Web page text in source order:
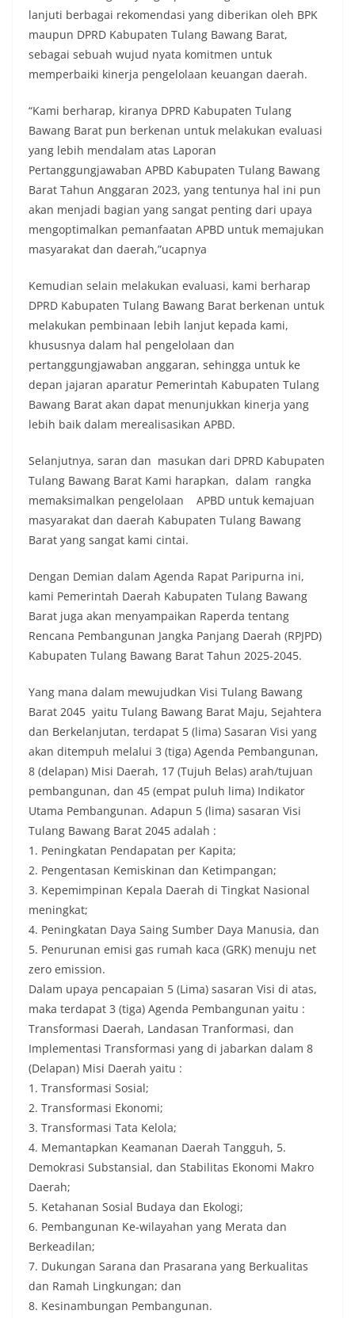
lanjuti berbagai rekomendasi yang diberikan oleh BPK
maupun DPRD Kabupaten Tulang Bawang Barat,
sebagai sebuah wujud nyata komitmen untuk
memperbaiki kinerja pengelolaan keuangan daerah.
“Kami berharap, kiranya DPRD Kabupaten Tulang
Bawang Barat pun berkenan untuk melakukan evaluasi
yang lebih mendalam atas Laporan
Pertanggungjawaban APBD Kabupaten Tulang Bawang
Barat Tahun Anggaran 2023, yang tentunya hal ini pun
akan menjadi bagian yang sangat penting dari upaya
mengoptimalkan pemanfaatan APBD untuk memajukan
masyarakat dan daerah,”ucapnya
Kemudian selain melakukan evaluasi, kami berharap
DPRD Kabupaten Tulang Bawang Barat berkenan untuk
melakukan pembinaan lebih lanjut kepada kami,
khususnya dalam hal pengelolaan dan
pertanggungjawaban anggaran, sehingga untuk ke
depan jajaran aparatur Pemerintah Kabupaten Tulang
Bawang Barat akan dapat menunjukkan kinerja yang
lebih baik dalam merealisasikan APBD.
Selanjutnya, saran dan masukan dari DPRD Kabupaten
Tulang Bawang Barat Kami harapkan, dalam rangka
memaksimalkan pengelolaan APBD untuk kemajuan
masyarakat dan daerah Kabupaten Tulang Bawang
Barat yang sangat kami cintai.
Dengan Demian dalam Agenda Rapat Paripurna ini,
kami Pemerintah Daerah Kabupaten Tulang Bawang
Barat juga akan menyampaikan Raperda tentang
Rencana Pembangunan Jangka Panjang Daerah (RPJPD)
Kabupaten Tulang Bawang Barat Tahun 2025-2045.
Yang mana dalam mewujudkan Visi Tulang Bawang
Barat 2045 yaitu Tulang Bawang Barat Maju, Sejahtera
dan Berkelanjutan, terdapat 5 (lima) Sasaran Visi yang
akan ditempuh melalui 3 (tiga) Agenda Pembangunan,
8 (delapan) Misi Daerah, 17 (Tujuh Belas) arah/tujuan
pembangunan, dan 45 (empat puluh lima) Indikator
Utama Pembangunan. Adapun 5 (lima) sasaran Visi
Tulang Bawang Barat 2045 adalah :
1. Peningkatan Pendapatan per Kapita;
2. Pengentasan Kemiskinan dan Ketimpangan;
3. Kepemimpinan Kepala Daerah di Tingkat Nasional
meningkat;
4. Peningkatan Daya Saing Sumber Daya Manusia, dan
5. Penurunan emisi gas rumah kaca (GRK) menuju net
zero emission.
Dalam upaya pencapaian 5 (Lima) sasaran Visi di atas,
maka terdapat 3 (tiga) Agenda Pembangunan yaitu :
Transformasi Daerah, Landasan Tranformasi, dan
Implementasi Transformasi yang di jabarkan dalam 8
(Delapan) Misi Daerah yaitu :
1. Transformasi Sosial;
2. Transformasi Ekonomi;
3. Transformasi Tata Kelola;
4. Memantapkan Keamanan Daerah Tangguh, 5.
Demokrasi Substansial, dan Stabilitas Ekonomi Makro
Daerah;
5. Ketahanan Sosial Budaya dan Ekologi;
6. Pembangunan Ke-wilayahan yang Merata dan
Berkeadilan;
7. Dukungan Sarana dan Prasarana yang Berkualitas
dan Ramah Lingkungan; dan
8. Kesinambungan Pembangunan.